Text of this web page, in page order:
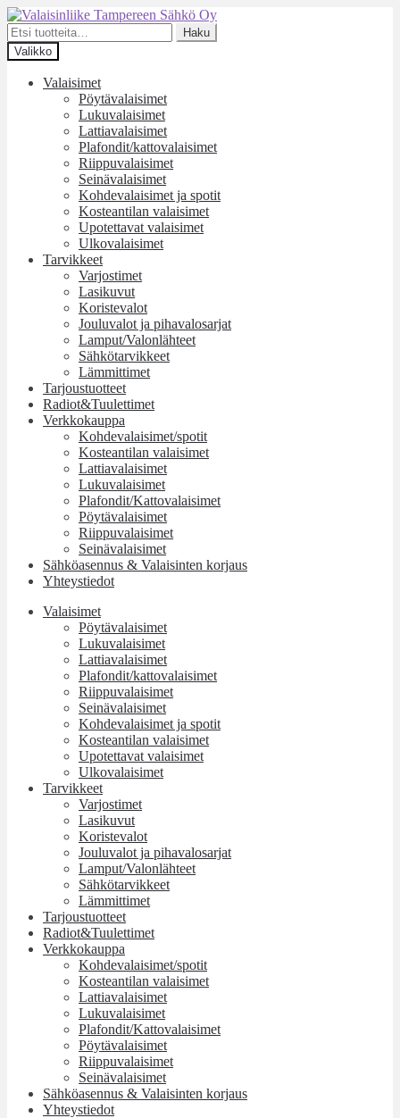
Siirry
navigointiin
Siirry
sisältöön
Etsi:
Haku
Valikko
Valaisimet
Pöytävalaisimet
Lukuvalaisimet
Lattiavalaisimet
Plafondit/kattovalaisimet
Riippuvalaisimet
Seinävalaisimet
Kohdevalaisimet ja spotit
Kosteantilan valaisimet
Upotettavat valaisimet
Ulkovalaisimet
Tarvikkeet
Varjostimet
Lasikuvut
Koristevalot
Jouluvalot ja pihavalosarjat
Lamput/Valonlähteet
Sähkötarvikkeet
Lämmittimet
Tarjoustuotteet
Radiot&Tuulettimet
Verkkokauppa
Kohdevalaisimet/spotit
Kosteantilan valaisimet
Lattiavalaisimet
Lukuvalaisimet
Plafondit/Kattovalaisimet
Pöytävalaisimet
Riippuvalaisimet
Seinävalaisimet
Sähköasennus & Valaisinten korjaus
Yhteystiedot
Valaisimet
Pöytävalaisimet
Lukuvalaisimet
Lattiavalaisimet
Plafondit/kattovalaisimet
Riippuvalaisimet
Seinävalaisimet
Kohdevalaisimet ja spotit
Kosteantilan valaisimet
Upotettavat valaisimet
Ulkovalaisimet
Tarvikkeet
Varjostimet
Lasikuvut
Koristevalot
Jouluvalot ja pihavalosarjat
Lamput/Valonlähteet
Sähkötarvikkeet
Lämmittimet
Tarjoustuotteet
Radiot&Tuulettimet
Verkkokauppa
Kohdevalaisimet/spotit
Kosteantilan valaisimet
Lattiavalaisimet
Lukuvalaisimet
Plafondit/Kattovalaisimet
Pöytävalaisimet
Riippuvalaisimet
Seinävalaisimet
Sähköasennus & Valaisinten korjaus
Yhteystiedot